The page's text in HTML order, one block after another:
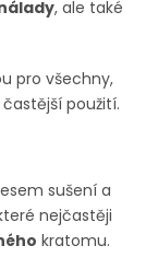
, ale také
pro všechny,
použití.
sušení a
nejčastěji
kratomu.